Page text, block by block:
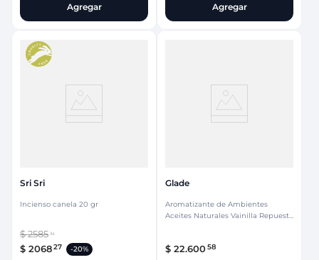
Agregar Agregar
Sri Sri
Incienso canela 20 gr
$2585 34
$ 206827 -20%
Glade
Aromatizante de Ambientes
Aceites Naturales Vainilla Repuesto
$ 22.60058